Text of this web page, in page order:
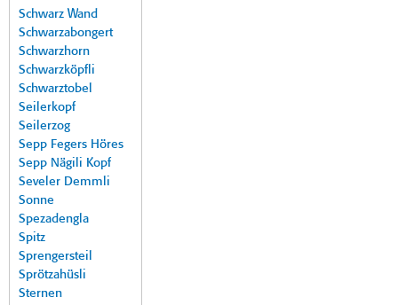
Schwarz Wand
Schwarzabongert
Schwarzhorn
Schwarzköpfli
Schwarztobel
Seilerkopf
Seilerzog
Sepp Fegers Höres
Sepp Nägili Kopf
Seveler Demmli
Sonne
Spezadengla
Spitz
Sprengersteil
Sprötzahüsli
Sternen